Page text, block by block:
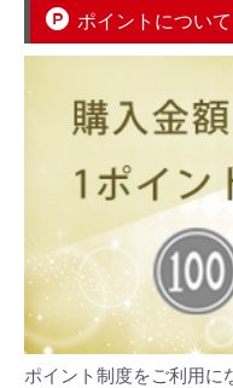
ポイントについて
ポイント制度をご利用に